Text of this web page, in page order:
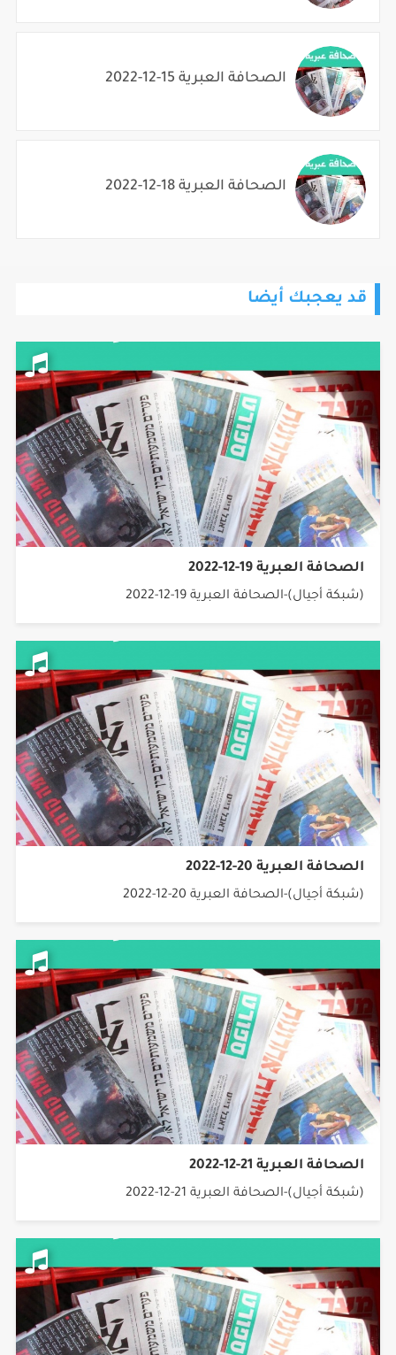
الصحافة العبرية 15-12-2022
الصحافة العبرية 18-12-2022
قد يعجبك أيضا
الصحافة العبرية 19-12-2022
(شبكة أجيال)-الصحافة العبرية 19-12-2022
الصحافة العبرية 20-12-2022
(شبكة أجيال)-الصحافة العبرية 20-12-2022
الصحافة العبرية 21-12-2022
(شبكة أجيال)-الصحافة العبرية 21-12-2022